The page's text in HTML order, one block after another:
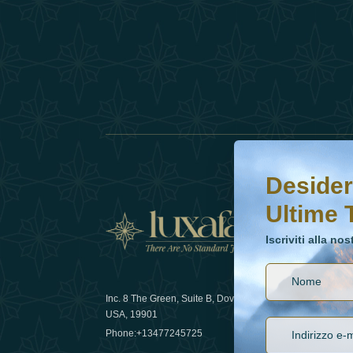
Inc. 8 The Green, Suite B, Dover, DE
USA, 19901
Phone:+13477245725
Come la
lusso nel
Desideri saperne di
Iscriviti alla nostra
Ultime
Iscriviti alla